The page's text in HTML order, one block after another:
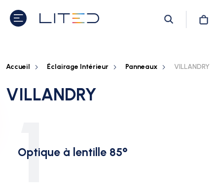
Accueil Éclairage Intérieur Panneaux VILLANDRY
VILLANDRY
1
Optique à lentille 85°